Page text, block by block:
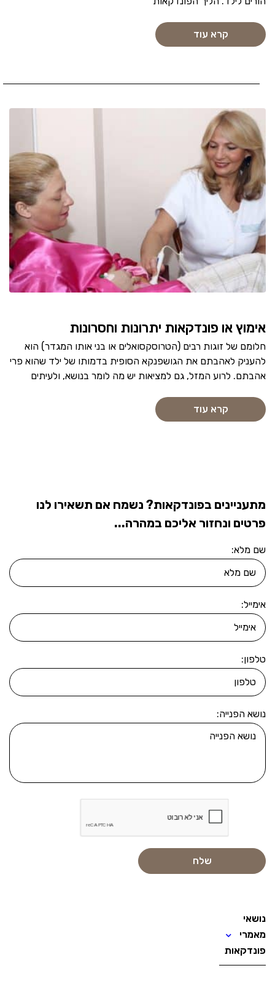
קרא עוד
אימוץ או פונדקאות יתרונות וחסרונות
חלומם של זוגות רבים (הטרוסקסואלים או בני אותו המגדר) הוא
להעניק לאהבתם את הגושפנקא הסופית בדמותו של ילד שהוא פרי
אהבתם. לרוע המזל, גם למציאות יש מה לומר בנושא, ולעיתים
קרא עוד
מתעניינים בפונדקאות? נשמח אם תשאירו לנו
פרטים ונחזור אליכם במהרה...
שם מלא:
אימייל:
טלפון:
נושא הפנייה:
נושאי
מאמרי
פונדקאות